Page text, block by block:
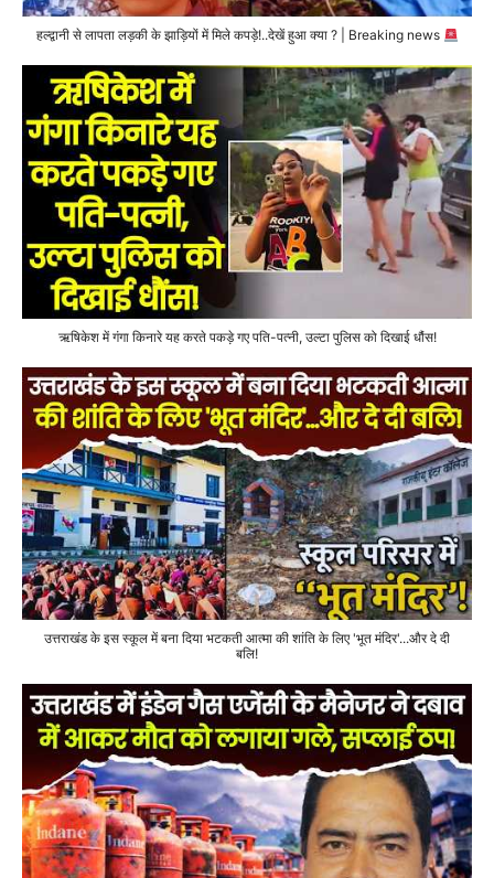
हल्द्वानी से लापता लड़की के झाड़ियों में मिले कपड़े!..देखें हुआ क्या ? | Breaking news
ऋषिकेश में गंगा किनारे यह करते पकड़े गए पति-पत्नी, उल्टा पुलिस को दिखाई धौंस!
उत्तराखंड के इस स्कूल में बना दिया भटकती आत्मा की शांति के लिए 'भूत मंदिर'...और दे दी
बलि!